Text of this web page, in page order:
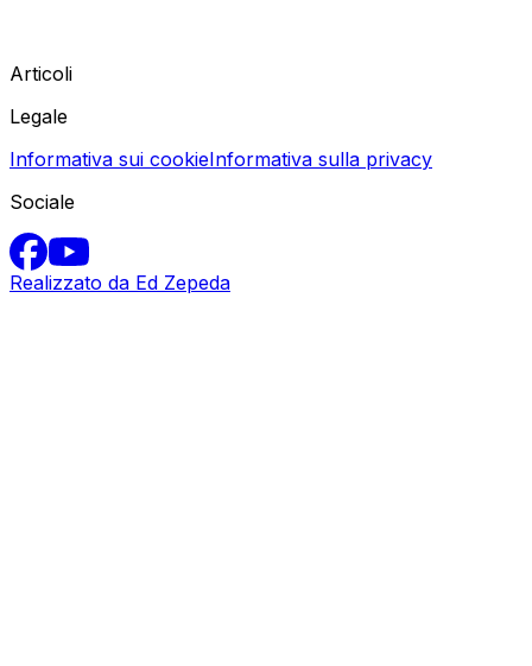
Articoli
Legale
Informativa sui cookieInformativa sulla privacy
Sociale
Realizzato da Ed Zepeda